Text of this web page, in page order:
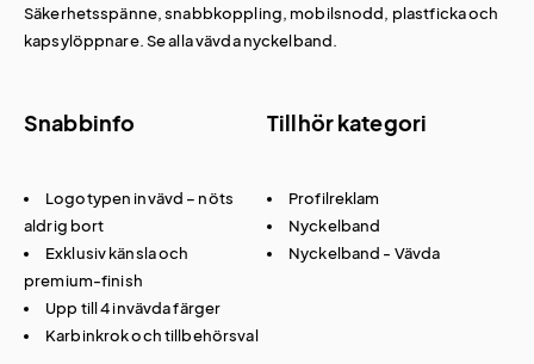
Säkerhetsspänne, snabbkoppling, mobilsnodd, plastfickaoch
kapsylöppnare. Se allavävda nyckelband.
Snabbinfo
Logotypen invävd – nöts
aldrig bort
Exklusiv känsla och
premium-finish
Upp till 4 invävda färger
Karbinkrok och tillbehörsval
Tillhör kategori
Profilreklam
Nyckelband
Nyckelband - Vävda